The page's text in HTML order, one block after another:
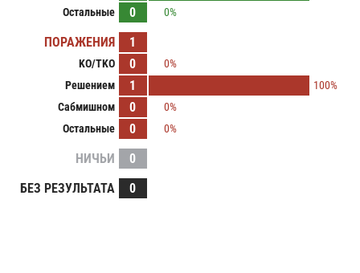
Остальные
0 0%
ПОРАЖЕНИЯ 1
KO/TKO 0
0%
Решением
1
100%
Сабмишном
0
0%
Остальные
0 0%
НИЧЬИ
0
БЕЗ РЕЗУЛЬТАТА
0